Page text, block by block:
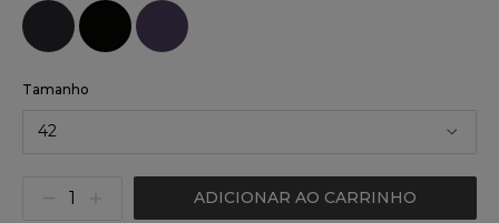
Tamanho
42
ADICIONAR AO CARRINHO